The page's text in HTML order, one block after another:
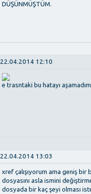
DÜŞÜNMÜŞTÜM.
22.04.2014 12:10
e trasntaki bu hatayı aşamadım
22.04.2014 13:03
xref çalışıyorum ama geniş
dosyasını asla ismini
dosyada bir kaç şeyi olması